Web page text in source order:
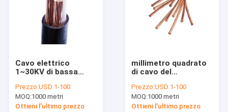
cavo isolato xlpe
Cavo inguainato di gomma
Cavo di controllo resistente al fuoco
Cavi sopraelevati di alluminio
Cavo elettrico
1~30KV di bassa
conduttore N2XY del
Cu
Prezzo:USD 1-100
MOQ:1000 metri
Ottieni l'ultimo prezzo
millimetro quadrato
di cavo del
singolo del centro
500V 95 del cavo di
rame XLPE incrocio
Prezzo:USD 1-100
MOQ:1000 metri
Ottieni l'ultimo prezzo